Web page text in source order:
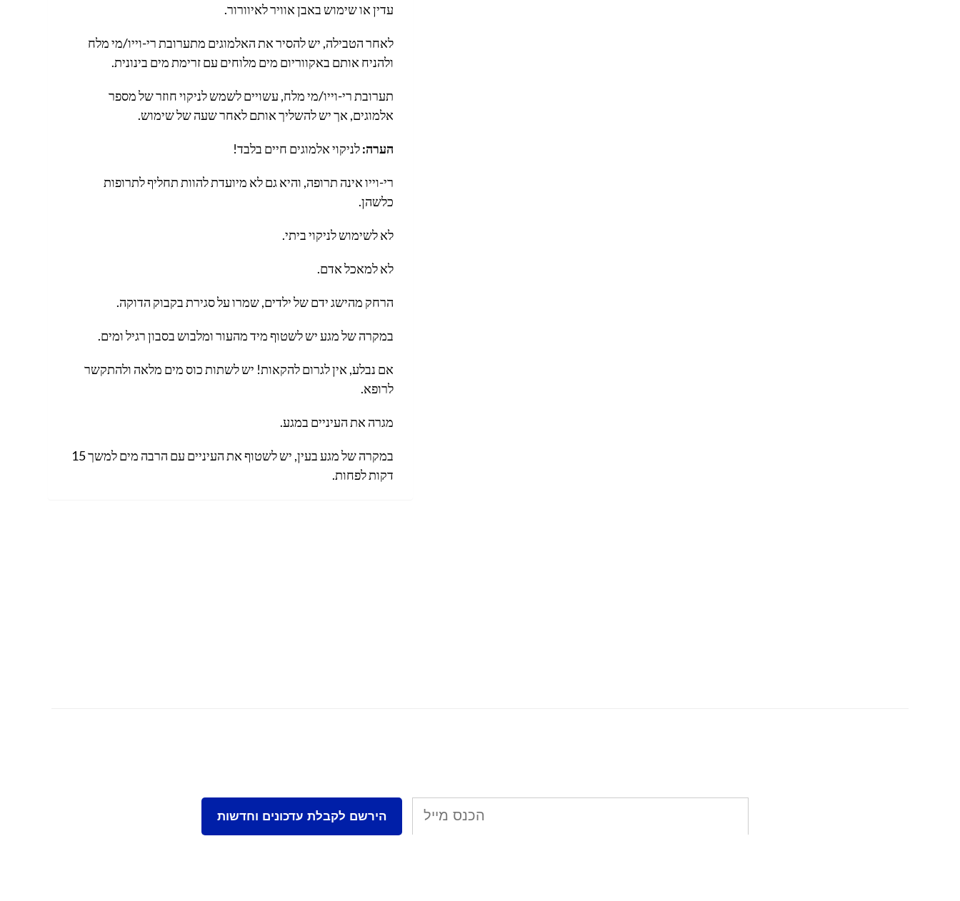
עדין או שימוש באבן אוויר לאיוורור.
לאחר הטבילה, יש להסיר את האלמוגים מתערובת רי-וייו/מי מלח
ולהניח אותם באקווריום מים מלוחים עם זרימת מים בינונית.
תערובת רי-וייו/מי מלח, עשויים לשמש לניקוי חוזר של מספר
אלמוגים, אך יש להשליך אותם לאחר שעה של שימוש.
הערה:לניקוי אלמוגים חיים בלבד!
רי-וייו אינה תרופה, והיא גם לא מיועדת להוות תחליף לתרופות
כלשהן.
לא לשימוש לניקוי ביתי.
לא למאכל אדם.
הרחק מהישג ידם של ילדים, שמרו על סגירת בקבוק הדוקה.
במקרה של מגע יש לשטוף מיד מהעור ומלבוש בסבון רגיל ומים.
אם נבלע, אין לגרום להקאות! יש לשתות כוס מים מלאה ולהתקשר
לרופא.
מגרה את העיניים במגע.
במקרה של מגע בעין, יש לשטוף את העיניים עם הרבה מים למשך 15
דקות לפחות.